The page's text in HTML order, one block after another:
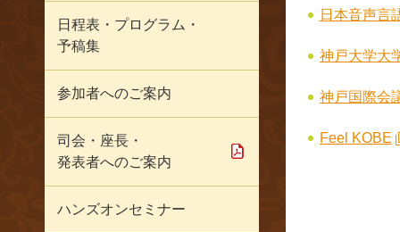
日程表・プログラム・
予稿集
参加者へのご案内
司会・座長・
発表者へのご案内
ハンズオンセミナー
日本音声言
神戸大学大
神戸国際会
Feel KOBE